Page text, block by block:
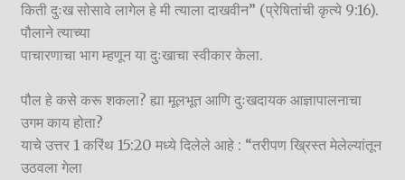
किती दुःख सोसावे लागेल हे मी त्याला दाखवीन” (प्रेषितांची कृत्ये 9:16).
पौलाने त्याच्या
पाचारणाचा भाग म्हणून या दुःखाचा स्वीकार केला.
पौल हे कसे करू शकला? ह्या मूलभूत आणि दुःखदायक आज्ञापालनाचा
उगम काय होता?
याचे उत्तर 1 करिंथ 15:20 मध्ये दिलेले आहे : “तरीपण ख्रिस्त मेलेल्यांतून
उठवला गेला